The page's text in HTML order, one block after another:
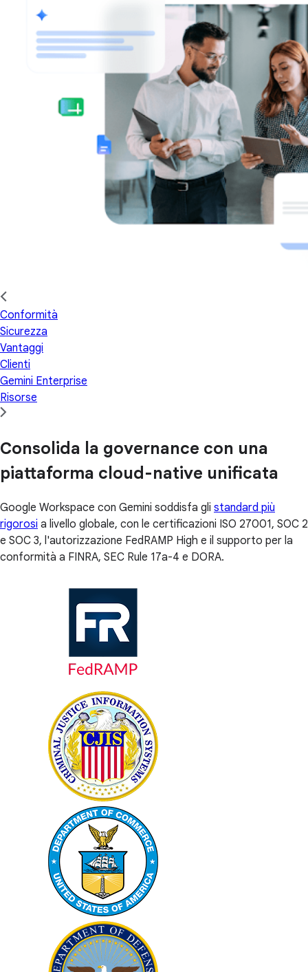
Conformità
Sicurezza
Vantaggi
Clienti
Gemini Enterprise
Risorse
Consolida la governance con una
piattaforma cloud-native unificata
Google Workspace con Gemini soddisfa gli standard più
rigorosi a livello globale, con le certificazioni ISO 27001, SOC 2
e SOC 3, l'autorizzazione FedRAMP High e il supporto per la
conformità a FINRA, SEC Rule 17a-4 e DORA.